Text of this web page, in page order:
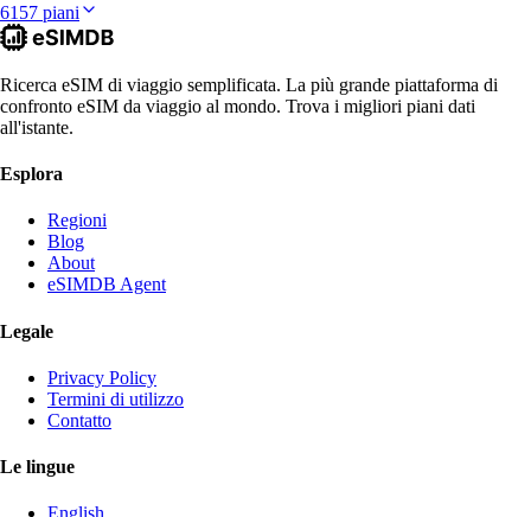
6157 piani
Ricerca eSIM di viaggio semplificata. La più grande piattaforma di
confronto eSIM da viaggio al mondo. Trova i migliori piani dati
all'istante.
Esplora
Regioni
Blog
About
eSIMDB Agent
Legale
Privacy Policy
Termini di utilizzo
Contatto
Le lingue